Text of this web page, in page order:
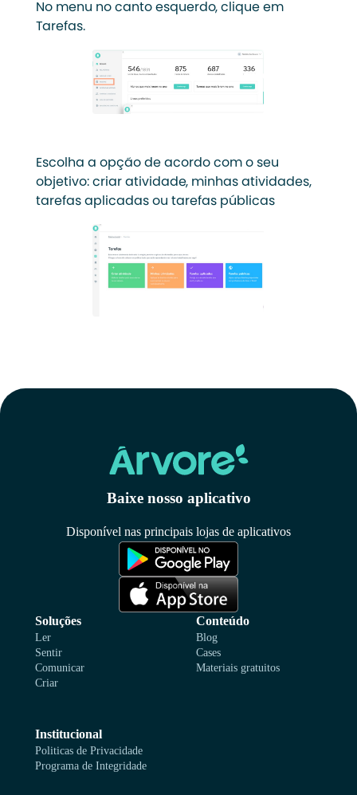
No menu no canto esquerdo, clique em
Tarefas.
Escolha a opção de acordo com o seu
objetivo: criar atividade, minhas atividades,
tarefas aplicadas ou tarefas públicas
Baixe nosso aplicativo
Disponível nas principais lojas de aplicativos
Soluções
Ler
Sentir
Comunicar
Criar
Conteúdo
Blog
Cases
Materiais gratuitos
Institucional
Politicas de Privacidade
Programa de Integridade